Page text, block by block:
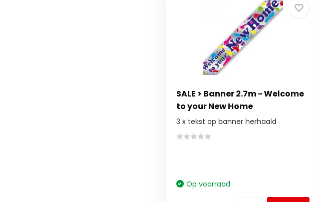
SALE > Banner 2.7m - Welcome
to your New Home
3 x tekst op banner herhaald
Op voorraad